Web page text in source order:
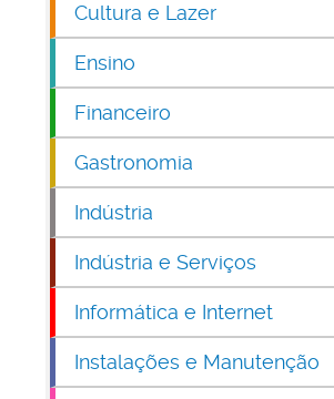
Cultura e Lazer
Ensino
Financeiro
Gastronomia
Indústria
Indústria e Serviços
Informática e Internet
Instalações e Manutenção